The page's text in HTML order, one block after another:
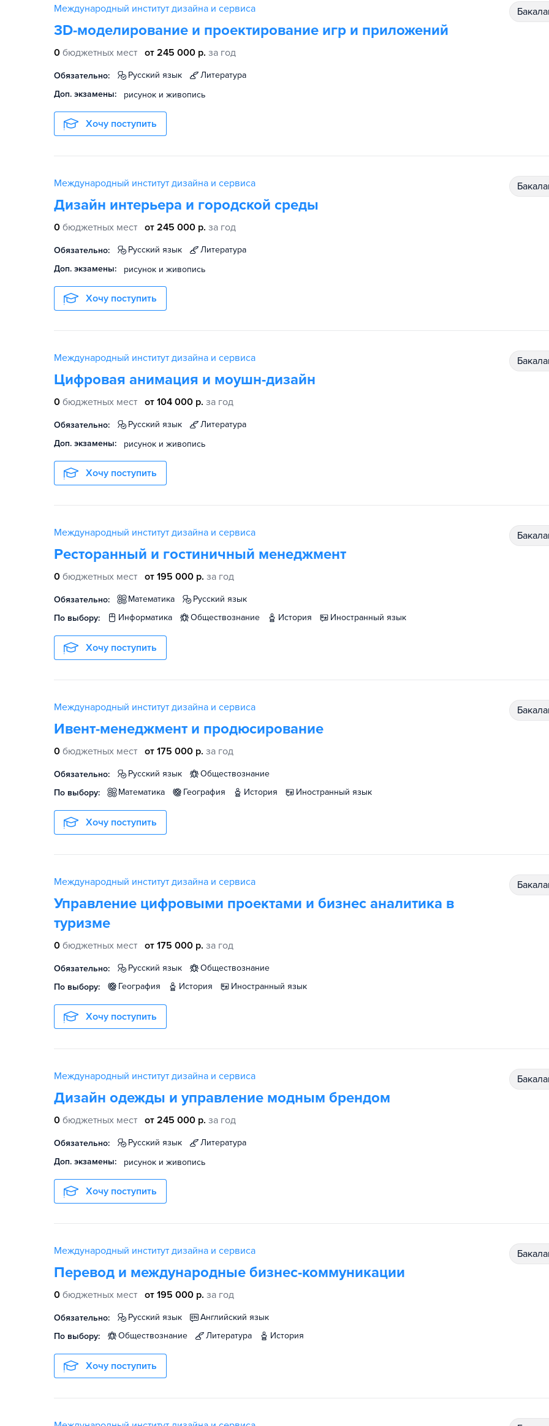
Международный институт дизайна и сервиса
3D-моделирование и проектирование игр и приложений
0 бюджетных мест от 245 000 р. за год
Обязательно: русский язык
литература
Доп. экзамены:
рисунок и живопись
Хочу поступить
Международный институт дизайна и сервиса
Дизайн интерьера и городской среды
0 бюджетных мест от 245 000 р. за год
Обязательно: русский язык
литература
Доп. экзамены:
рисунок и живопись
Хочу поступить
Международный институт дизайна и сервиса
Цифровая анимация и моушн-дизайн
0 бюджетных мест от 104 000 р. за год
Обязательно: русский язык
литература
Доп. экзамены:
рисунок и живопись
Хочу поступить
Международный институт дизайна и сервиса
Ресторанный и гостиничный менеджмент
0 бюджетных мест от 195 000 р. за год
Обязательно: математика
русский язык
По выбору:
информатика обществознание история иностранный язык
Хочу поступить
Международный институт дизайна и сервиса
Ивент-менеджмент и продюсирование
0 бюджетных мест от 175 000 р. за год
Обязательно: русский язык
обществознание
По выбору:
математика география история иностранный язык
Хочу поступить
Международный институт дизайна и сервиса
Управление цифровыми проектами и бизнес аналитика в
туризме
0 бюджетных мест от 175 000 р. за год
Обязательно: русский язык
обществознание
По выбору:
география история иностранный язык
Хочу поступить
Международный институт дизайна и сервиса
Дизайн одежды и управление модным брендом
0 бюджетных мест от 245 000 р. за год
Обязательно: русский язык
литература
Доп. экзамены:
рисунок и живопись
Хочу поступить
Международный институт дизайна и сервиса
Перевод и международные бизнес-коммуникации
0 бюджетных мест от 195 000 р. за год
Обязательно: русский язык
английский язык
По выбору:
обществознание литература история
Хочу поступить